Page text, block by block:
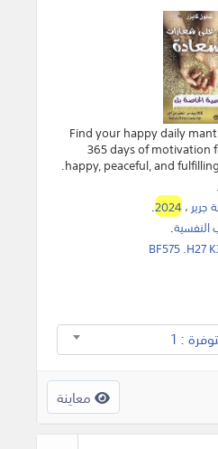
Find your happy daily
365 days of motivation
happy, peaceful, and
.
جرير ،2024
.
النفسية.
BF575 .H27
: 1
معاينة